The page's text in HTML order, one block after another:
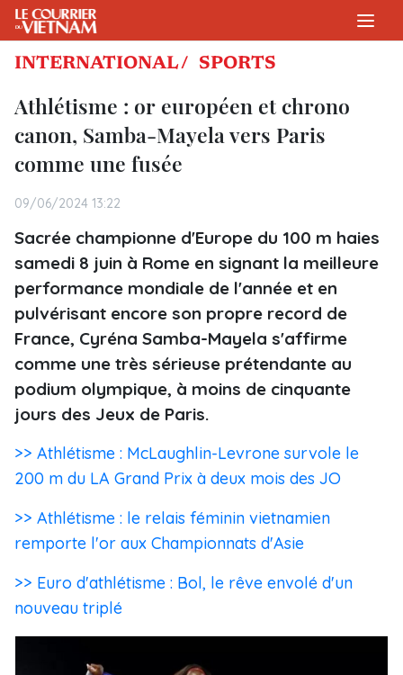
INTERNATIONAL / SPORTS
Athlétisme : or européen et chrono
canon, Samba-Mayela vers Paris
comme une fusée
09/06/2024 13:22
Sacrée championne d'Europe du 100 m haies
samedi 8 juin à Rome en signant la meilleure
performance mondiale de l'année et en
pulvérisant encore son propre record de
France, Cyréna Samba-Mayela s'affirme
comme une très sérieuse prétendante au
podium olympique, à moins de cinquante
jours des Jeux de Paris.
>> Athlétisme : McLaughlin-Levrone survole le
200 m du LA Grand Prix à deux mois des JO
>> Athlétisme : le relais féminin vietnamien
remporte l'or aux Championnats d'Asie
>> Euro d'athlétisme : Bol, le rêve envolé d'un
nouveau triplé